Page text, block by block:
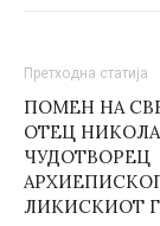
Претходна статија
ПОМЕН НА
ОТЕЦ
ЧУДОТВОРЕЦ
ЛИКИСКИОТ